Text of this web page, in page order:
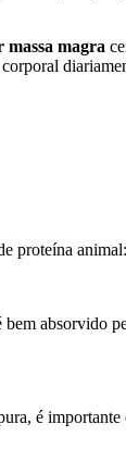
massa magra
proteína animal:
absorvido
é